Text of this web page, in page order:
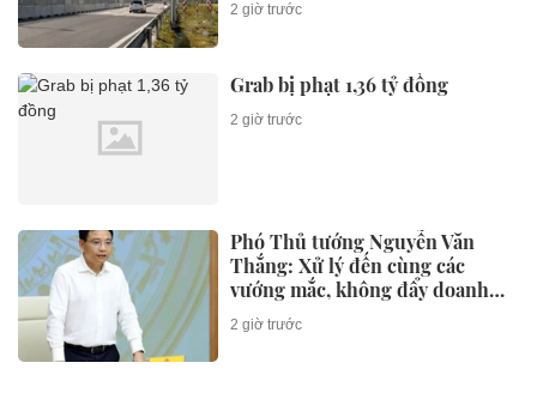
2 giờ trước
Grab bị phạt 1,36 tỷ đồng
2 giờ trước
Phó Thủ tướng Nguyễn Văn
Thắng: Xử lý đến cùng các
vướng mắc, không đẩy doanh
nghiệp đi vòng
2 giờ trước